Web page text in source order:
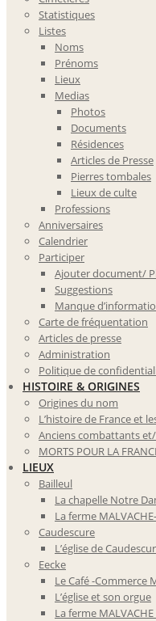
Statistiques
Listes
Noms
Prénoms
Lieux
Medias
Photos
Documents
Résidences
Articles de Presse
Pierres tombales
Lieux de culte
Professions
Anniversaires
Calendrier
Participer
Ajouter document/
Suggestions
Manque
Carte de fréquentation
Articles de presse
Administration
Politique de
HISTOIRE & ORIGINES
Origines du nom
L’histoire de France et
Anciens combattants
MORTS POUR LA
LIEUX
Bailleul
La chapelle Notre
La ferme
Caudescure
L’église de
Eecke
Le Café -Commerce
L’église et son orgue
La ferme MALVACHE